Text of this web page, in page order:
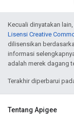
Kecuali dinyatakan
Lisensi Creative
dilisensikan
informasi
adalah merek dagang
Terakhir diperbarui
Tentang Apigee